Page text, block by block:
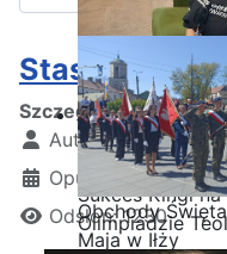
Sukces Kingi na
Olimpiadzie
Obchody
Maja w Iłży
Staszic w
Szczegóły
Autor:Kamil Krosta
Opublikowano: 30
Odsłon: 1230